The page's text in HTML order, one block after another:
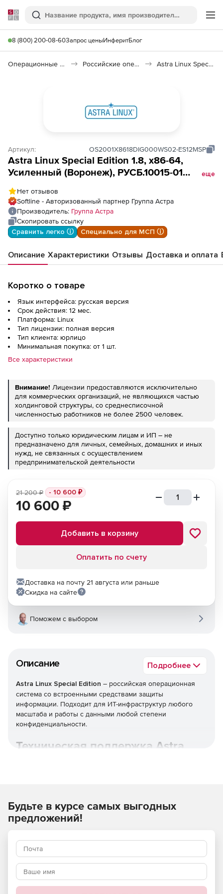
Softline
Поиск
8 (800) 200-08-60Запрос ценыИнферитБлог
Операционные системы Российские операционные системы (Импортозамещение) Astra Linux Special Edition
Артикул: OS2001X8618DIG000WS02-ES12MSP
Astra Linux Special Edition 1.8, х86-64,
Усиленный (Воронеж), РУСБ.10015-01
для рабочей станции, сроком на 12 мес., с
вкл. обновлениями Тип 6 на 12 мес. (для
МСП)
еще
Нет отзывов
Softline - Авторизованный партнер Группа Астра
Производитель: Группа Астра
Скопировать ссылку
Сравнить легко ⓘ Специально для МСП ⓘ
Описание Характеристики Отзывы Доставка и оплата
Коротко о товаре
Язык интерфейса: русская версия
Срок действия: 12 мес.
Платформа: Linux
Тип лицензии: полная версия
Тип клиента: юрлицо
Минимальная покупка: от 1 шт.
Все характеристики
Внимание! Лицензии предоставляются исключительно
для коммерческих организаций, не являющихся частью
холдинговой структуры, со среднесписочной
численностью работников не более 2500 человек.
Доступно только юридическим лицам и ИП – не
предназначено для личных, семейных, домашних и иных
нужд, не связанных с осуществлением
предпринимательской деятельности
Описание Подробнее
Astra Linux Special Edition – российская операционная
система со встроенными средствами защиты
информации. Подходит для ИТ-инфраструктур любого
масштаба и работы с данными любой степени
конфиденциальности.
Техническая поддержка Astra
21 200₽ - 10 600 ₽
10 600 ₽
Добавить в корзину
Оплатить по счету
Доставка на почту 21 августа или раньше
Скидка на сайте
Поможем с выбором
Будьте в курсе самых выгодных
предложений!